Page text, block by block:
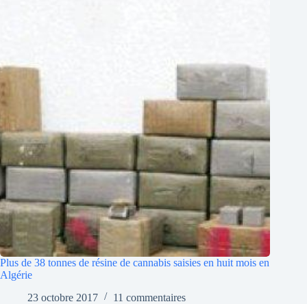
Plus de 38 tonnes de résine de cannabis saisies en huit mois en
Algérie
23 octobre 2017
11 commentaires